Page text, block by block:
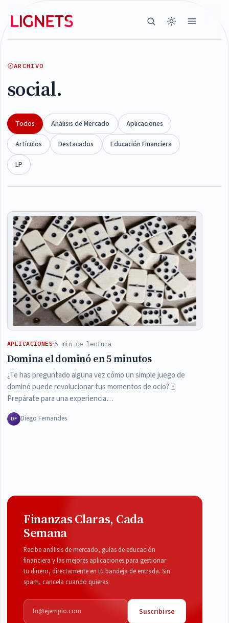
ARCHIVO
social.
Todos Análisis de Mercado
Aplicaciones
Artículos
Destacados
Educación Financiera
LP
Articles
APLICACIONES 6 min de lectura
Domina el dominó en 5 minutos
¿Te has preguntado alguna vez cómo un simple juego de
dominó puede revolucionar tus momentos de ocio? 🀄️
Prepárate para una experiencia…
DF Diego Fernandes
Finanzas Claras, Cada
Semana
Recibe análisis de mercado, guías de educación
financiera y las mejores aplicaciones para gestionar
tu dinero, directamente en tu bandeja de entrada. Sin
spam, cancela cuando quieras.
Correo electrónico
Suscribirse